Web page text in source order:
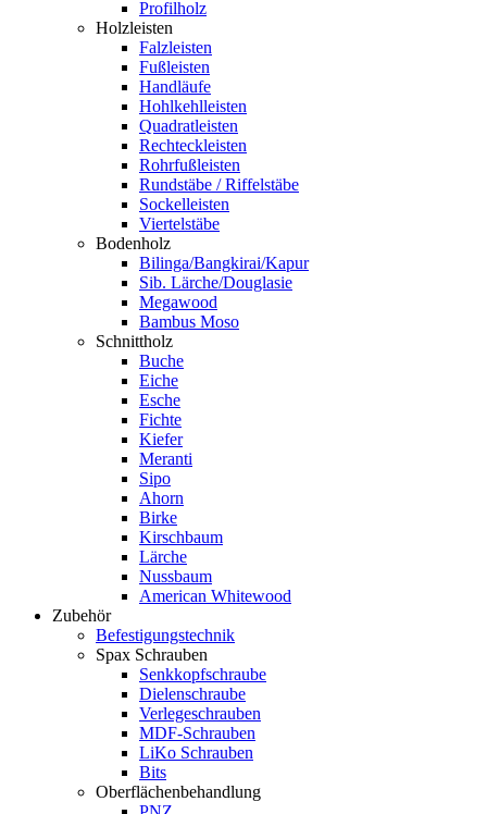
Profilholz
Holzleisten
Falzleisten
Fußleisten
Handläufe
Hohlkehlleisten
Quadratleisten
Rechteckleisten
Rohrfußleisten
Rundstäbe / Riffelstäbe
Sockelleisten
Viertelstäbe
Bodenholz
Bilinga/Bangkirai/Kapur
Sib. Lärche/Douglasie
Megawood
Bambus Moso
Schnittholz
Buche
Eiche
Esche
Fichte
Kiefer
Meranti
Sipo
Ahorn
Birke
Kirschbaum
Lärche
Nussbaum
American Whitewood
Zubehör
Befestigungstechnik
Spax Schrauben
Senkkopfschraube
Dielenschraube
Verlegeschrauben
MDF-Schrauben
LiKo Schrauben
Bits
Oberflächenbehandlung